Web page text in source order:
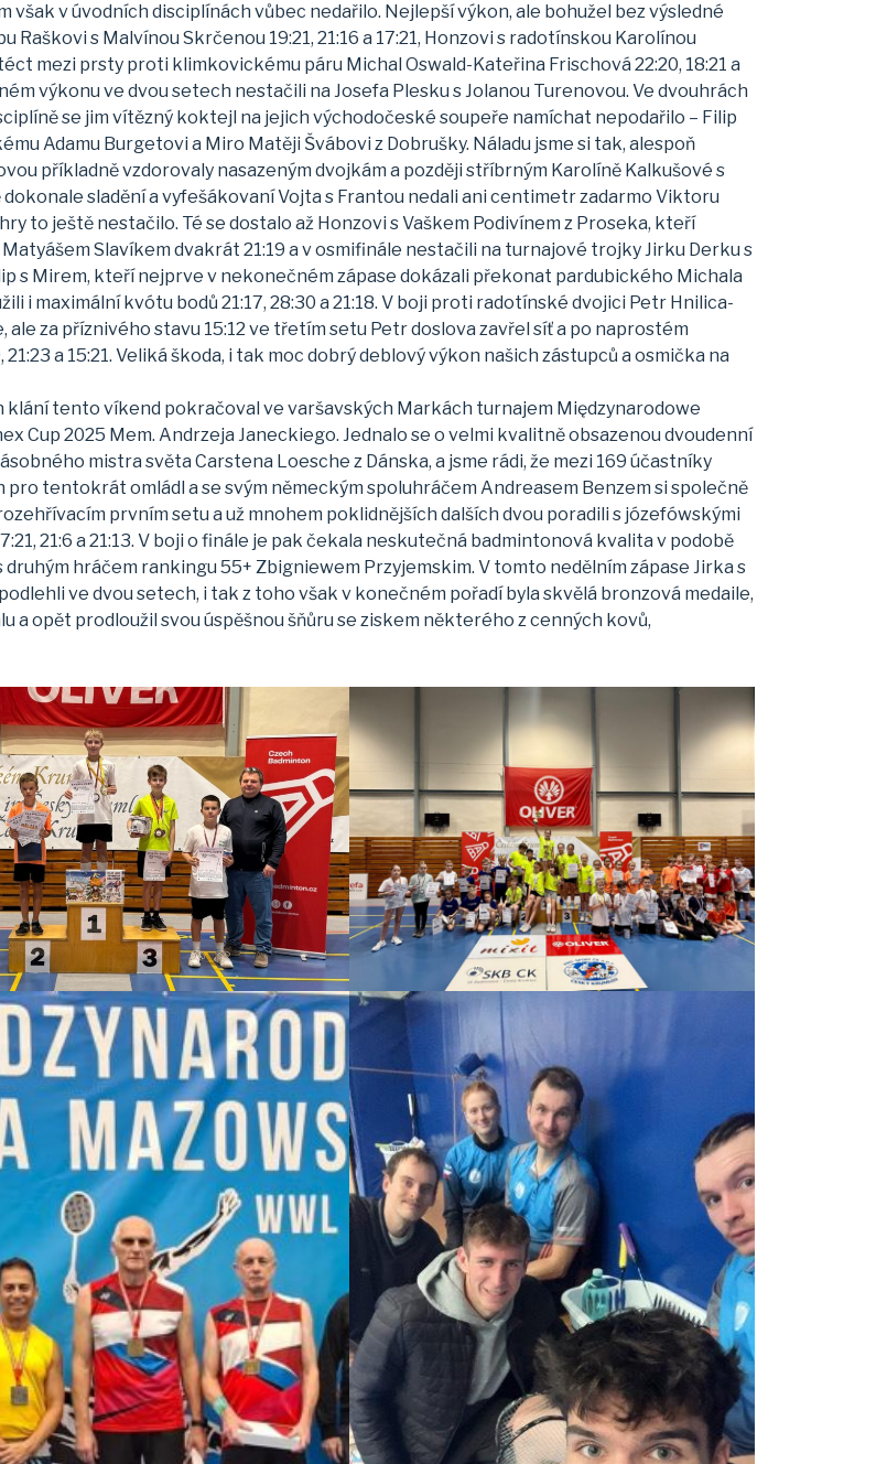
v úvodních disciplínách vůbec nedařilo. Nejlepší výkon, ale bohužel bez výsledné
s Malvínou Skrčenou 19:21, 21:16 a 17:21, Honzovi s radotínskou Karolínou
mezi prsty proti klimkovickému páru Michal Oswald-Kateřina Frischová 22:20, 18:21 a
výkonu ve dvou setech nestačili na Josefa Plesku s Jolanou Turenovou. Ve dvouhrách
se jim vítězný koktejl na jejich východočeské soupeře namíchat nepodařilo – Filip
Adamu Burgetovi a Miro Matěji Švábovi z Dobrušky. Náladu jsme si tak, alespoň
příkladně vzdorovaly nasazeným dvojkám a později stříbrným Karolíně Kalkušové s
sladění a vyfešákovaní Vojta s Frantou nedali ani centimetr zadarmo Viktoru
to ještě nestačilo. Té se dostalo až Honzovi s Vaškem Podivínem z Proseka, kteří
Slavíkem dvakrát 21:19 a v osmifinále nestačili na turnajové trojky Jirku Derku s
s Mirem, kteří nejprve v nekonečném zápase dokázali překonat pardubického Michala
i maximální kvótu bodů 21:17, 28:30 a 21:18. V boji proti radotínské dvojici Petr Hnilica-
ale za příznivého stavu 15:12 ve třetím setu Petr doslova zavřel síť a po naprostém
a 15:21. Veliká škoda, i tak moc dobrý deblový výkon našich zástupců a osmička na
tento víkend pokračoval ve varšavských Markách turnajem Międzynarodowe
Cup 2025 Mem. Andrzeja Janeckiego. Jednalo se o velmi kvalitně obsazenou dvoudenní
mistra světa Carstena Loesche z Dánska, a jsme rádi, že mezi 169 účastníky
pro tentokrát omládl a se svým německým spoluhráčem Andreasem Benzem si společně
prvním setu a už mnohem poklidnějších dalších dvou poradili s józefówskými
21:6 a 21:13. V boji o finále je pak čekala neskutečná badmintonová kvalita v podobě
druhým hráčem rankingu 55+ Zbigniewem Przyjemskim. V tomto nedělním zápase Jirka s
ve dvou setech, i tak z toho však v konečném pořadí byla skvělá bronzová medaile,
opět prodloužil svou úspěšnou šňůru se ziskem některého z cenných kovů,